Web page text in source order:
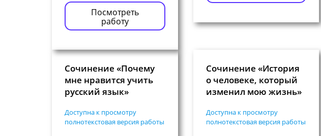
Посмотреть
работу
Сочинение «Почему
мне нравится учить
русский язык»
Доступна к просмотру
полнотекстовая версия работы
Сочинение «История
о человеке, который
изменил мою жизнь»
Доступна к просмотру
полнотекстовая версия работы